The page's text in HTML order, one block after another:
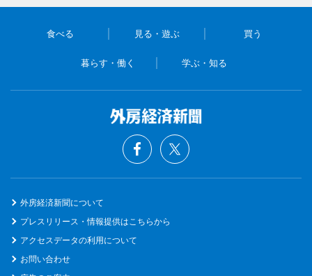
食べる 見る・遊ぶ 買う
暮らす・働く 学ぶ・知る
外房経済新聞について
プレスリリース・情報提供はこちらから
アクセスデータの利用について
お問い合わせ